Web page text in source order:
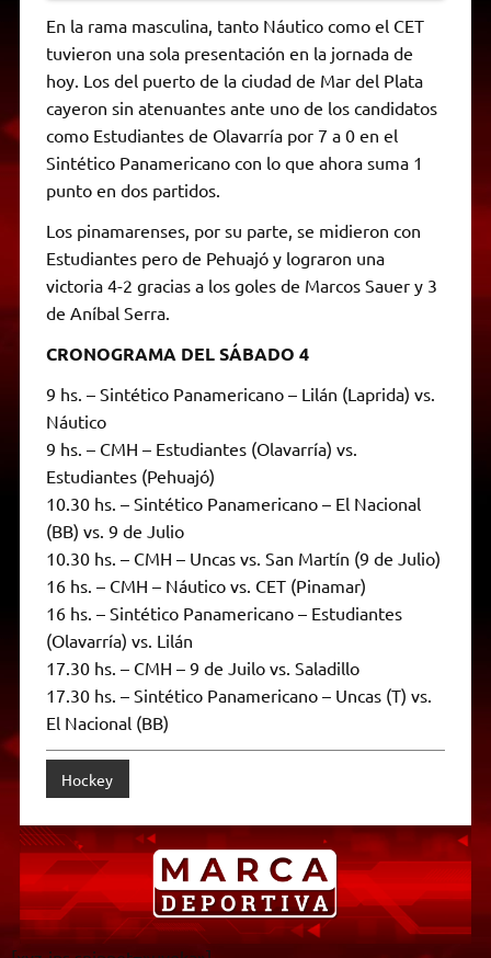
En la rama masculina, tanto Náutico como el CET
tuvieron una sola presentación en la jornada de
hoy. Los del puerto de la ciudad de Mar del Plata
cayeron sin atenuantes ante uno de los candidatos
como Estudiantes de Olavarría por 7 a 0 en el
Sintético Panamericano con lo que ahora suma 1
punto en dos partidos.
Los pinamarenses, por su parte, se midieron con
Estudiantes pero de Pehuajó y lograron una
victoria 4-2 gracias a los goles de Marcos Sauer y 3
de Aníbal Serra.
CRONOGRAMA DEL SÁBADO 4
9 hs. – Sintético Panamericano – Lilán (Laprida) vs.
Náutico
9 hs. – CMH – Estudiantes (Olavarría) vs.
Estudiantes (Pehuajó)
10.30 hs. – Sintético Panamericano – El Nacional
(BB) vs. 9 de Julio
10.30 hs. – CMH – Uncas vs. San Martín (9 de Julio)
16 hs. – CMH – Náutico vs. CET (Pinamar)
16 hs. – Sintético Panamericano – Estudiantes
(Olavarría) vs. Lilán
17.30 hs. – CMH – 9 de Juilo vs. Saladillo
17.30 hs. – Sintético Panamericano – Uncas (T) vs.
El Nacional (BB)
Hockey